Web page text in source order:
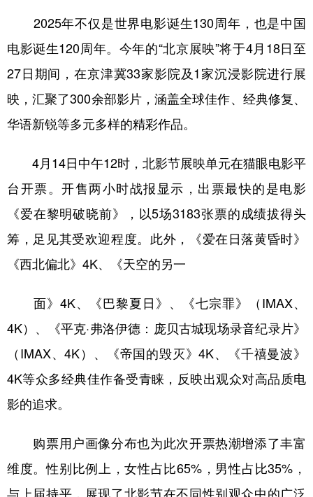
English Español Français عربى
Русский язык 日本語 한국어
Deutsch Português
2025年不仅是世界电影诞生130周年，也是中国
电影诞生120周年。今年的“北京展映”将于4月18日至
27日期间，在京津冀33家影院及1家沉浸影院进行展
映，汇聚了300余部影片，涵盖全球佳作、经典修复、
华语新锐等多元多样的精彩作品。
4月14日中午12时，北影节展映单元在猫眼电影平
台开票。开售两小时战报显示，出票最快的是电影
《爱在黎明破晓前》，以5场3183张票的成绩拔得头
筹，足见其受欢迎程度。此外，《爱在日落黄昏时》
《西北偏北》4K、《天空的另一
面》4K、《巴黎夏日》、《七宗罪》（IMAX、
4K）、《平克·弗洛伊德：庞贝古城现场录音纪录片》
（IMAX、4K）、《帝国的毁灭》4K、《千禧曼波》
4K等众多经典佳作备受青睐，反映出观众对高品质电
影的追求。
购票用户画像分布也为此次开票热潮增添了丰富
维度。性别比例上，女性占比65%，男性占比35%，
与上届持平，展现了北影节在不同性别观众中的广泛